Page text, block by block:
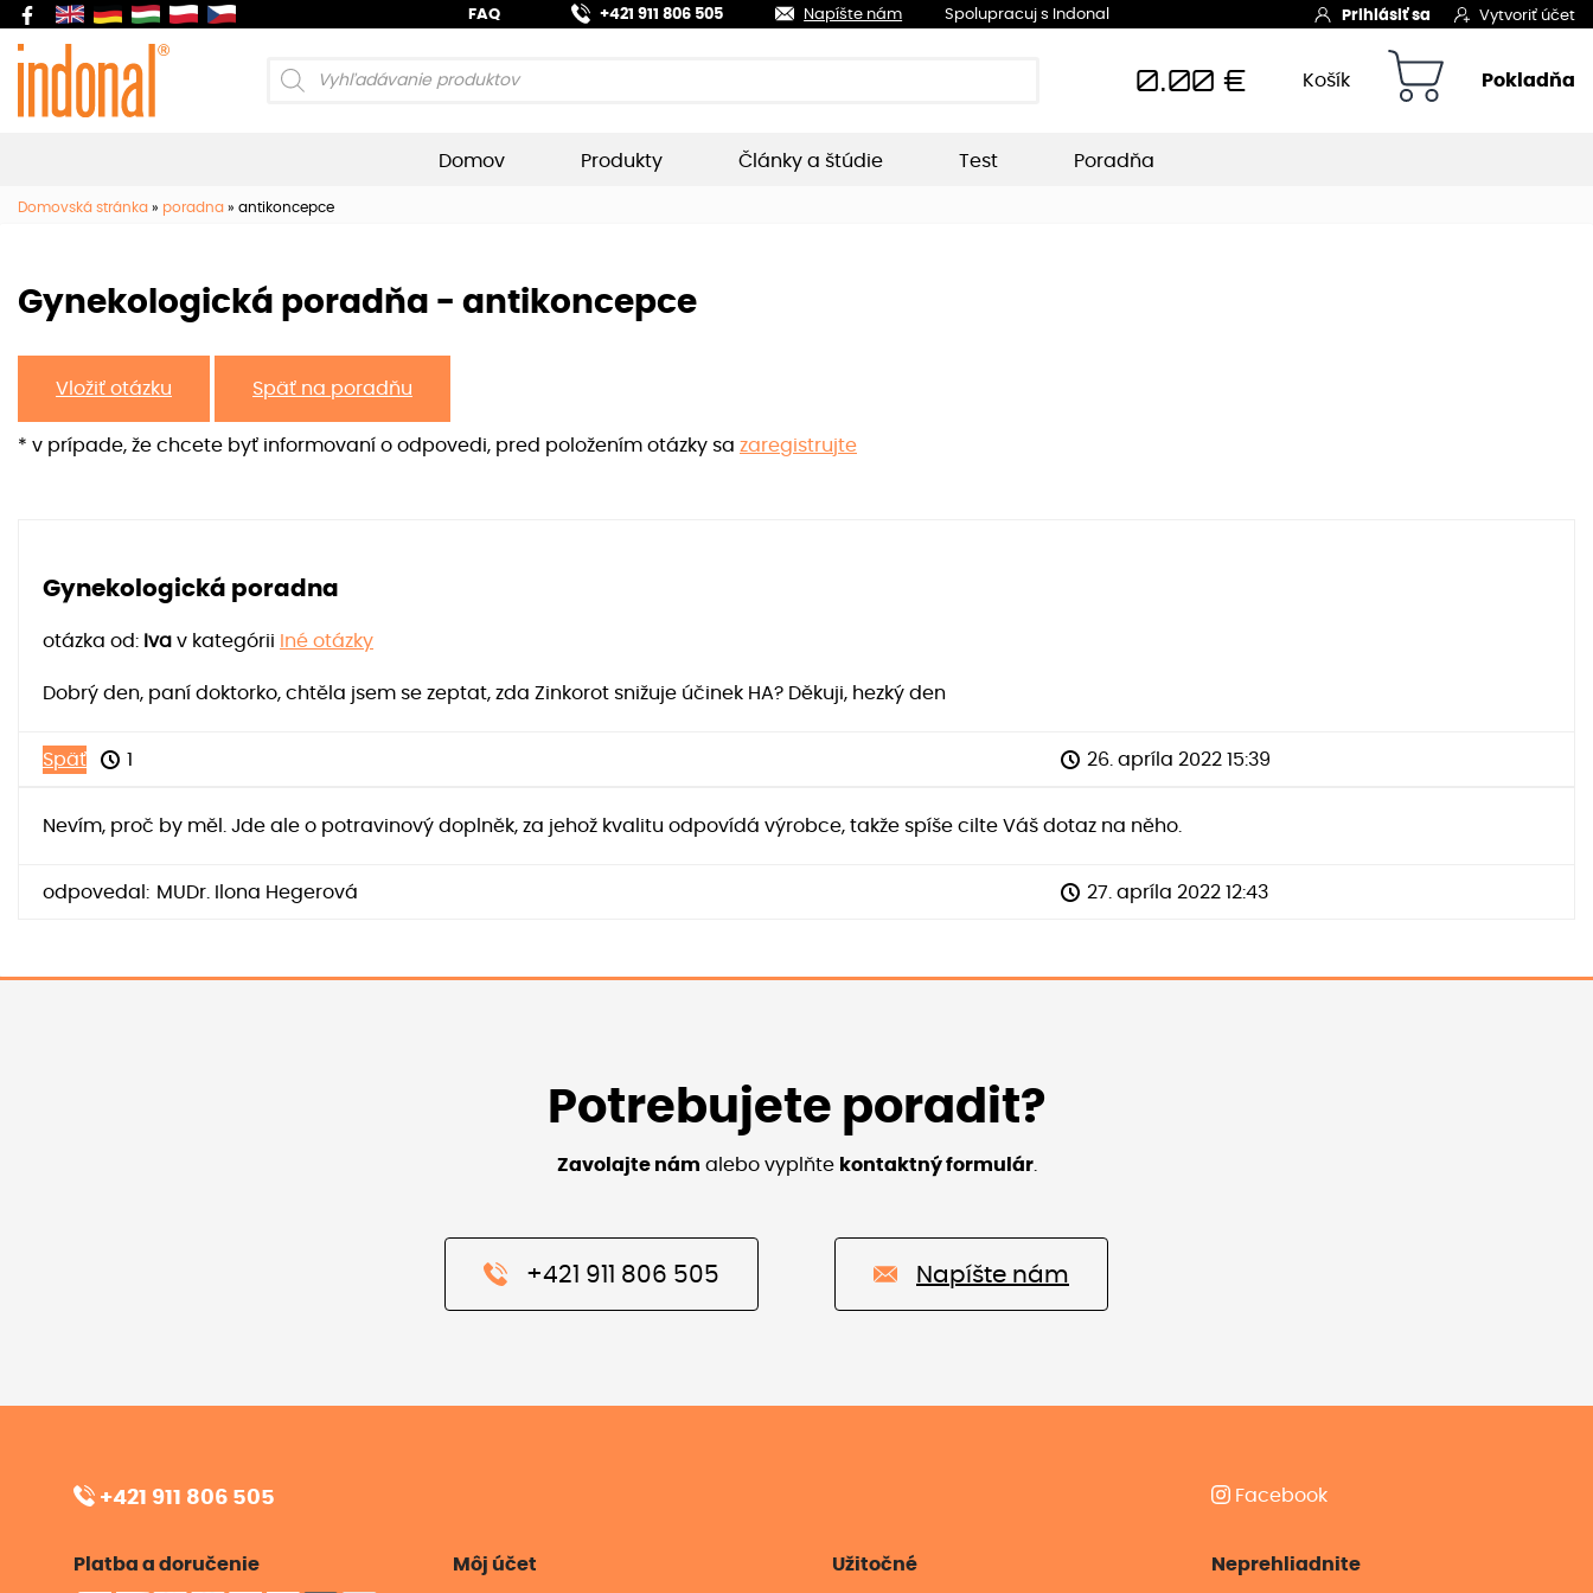
FAQ +421 911 806 505 Napíšte nám Spolupracuj s Indonal Prihlásiť sa Vytvoriť účet
Products
0.00€ Košík Pokladňa
Domov Produkty Články a štúdie Test Poradňa
Domovská stránka » poradna » antikoncepce
Gynekologická poradňa - antikoncepce
Vložiť otázku Späť na poradňu
* v prípade, že chcete byť informovaní o odpovedi, pred položením otázky sa zaregistrujte
Gynekologická poradna
otázka od: Iva v kategórii Iné otázky
Dobrý den, paní doktorko, chtěla jsem se zeptat, zda Zinkorot snižuje účinek HA? Děkuji, hezký den
Späť 1 26. apríla 2022 15:39
Nevím, proč by měl. Jde ale o potravinový doplněk, za jehož kvalitu odpovídá výrobce, takže spíše cilte Váš dotaz na něho.
odpovedal: MUDr. Ilona Hegerová 27. apríla 2022 12:43
Potrebujete poradit?
Zavolajte nám alebo vyplňte kontaktný formulár.
+421 911 806 505 Napíšte nám
+421 911 806 505 Facebook
Platba a doručenie Môj účet Užitočné Neprehliadnite